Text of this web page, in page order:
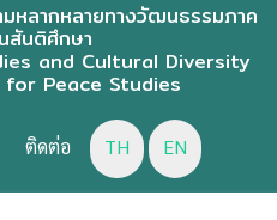
หลากหลายทางวัฒนธรรมภาค
สันติศึกษา
and Cultural Diversity
Peace Studies
ติดต่อ TH EN